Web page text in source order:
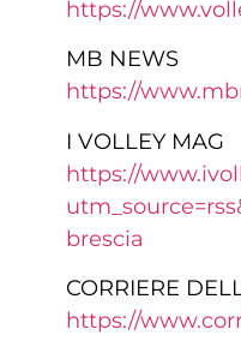
https://
MB NEWS
https://
I VOLLEY MAG
https://
brescia
CORRIERE
https://